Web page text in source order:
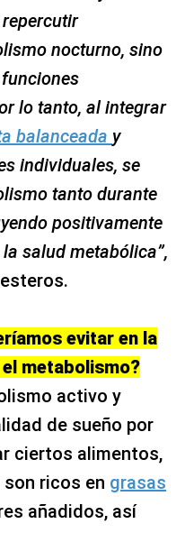
nocturno, sino
lo tanto, al integrar
balanceada y
individuales, se
tanto durante
positivamente
salud metabólica”,
evitar en la
metabolismo?
activo y
de sueño por
ciertos alimentos,
ricos en grasas
añadidos, así